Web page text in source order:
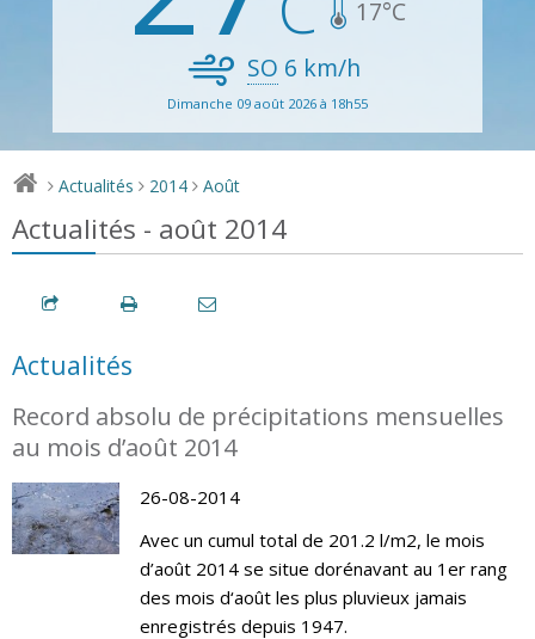
17°C
SO 6 km/h
Dimanche 09 août 2026 à 18h55
> Actualités > 2014 > Août
Actualités - août 2014
Actualités
Record absolu de précipitations mensuelles
au mois d’août 2014
26-08-2014
Avec un cumul total de 201.2 l/m2, le mois
d’août 2014 se situe dorénavant au 1er rang
des mois d‘août les plus pluvieux jamais
enregistrés depuis 1947.